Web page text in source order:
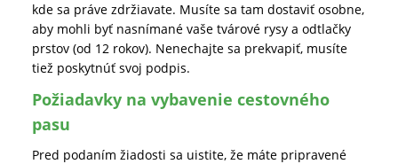
kde sa práve zdržiavate. Musíte sa tam dostaviť osobne,
aby mohli byť nasnímané vaše tvárové rysy a odtlačky
prstov (od 12 rokov). Nenechajte sa prekvapiť, musíte
tiež poskytnúť svoj podpis.
Požiadavky na vybavenie cestovného
pasu
Pred podaním žiadosti sa uistite, že máte pripravené